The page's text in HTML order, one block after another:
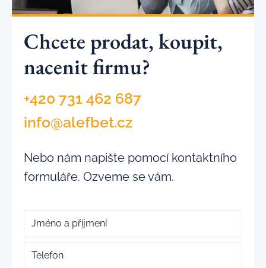
Chcete prodat, koupit,
nacenit firmu?
+420 731 462 687
info@alefbet.cz
Nebo nám napište pomocí kontaktního
formuláře. Ozveme se vám.